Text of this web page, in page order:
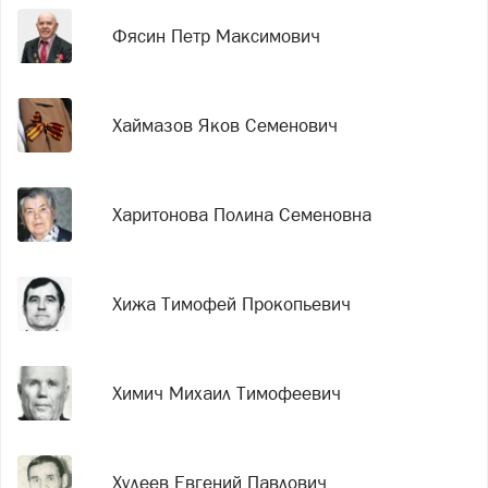
Фясин Петр Максимович
Хаймазов Яков Семенович
Харитонова Полина Семеновна
Хижа Тимофей Прокопьевич
Химич Михаил Тимофеевич
Худеев Евгений Павлович